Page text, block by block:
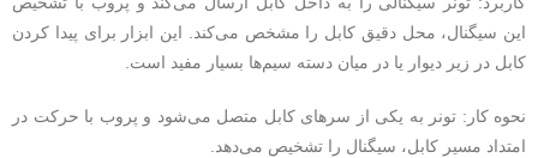
این سیگنال، محل دقیق کابل را مشخص می‌کند. این ابزار برای پیدا کردن
کابل در زیر دیوار یا در میان دسته سیم‌ها بسیار مفید است.
نحوه کار: تونر به یکی از سرهای کابل متصل می‌شود و پروب با حرکت در
امتداد مسیر کابل، سیگنال را تشخیص می‌دهد.